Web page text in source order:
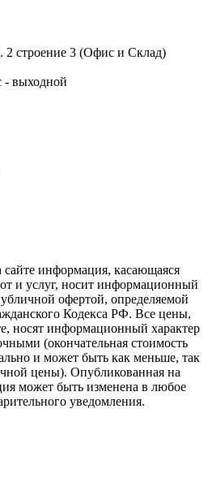
2 строение 3 (Офис и Склад)
выходной
сайте информация, касающаяся
и услуг, носит информационный
офертой, определяемой
Кодекса РФ. Все цены,
носят информационный характер
(окончательная стоимость
и может быть как меньше, так
цены). Опубликованная на
может быть изменена в любое
уведомления.